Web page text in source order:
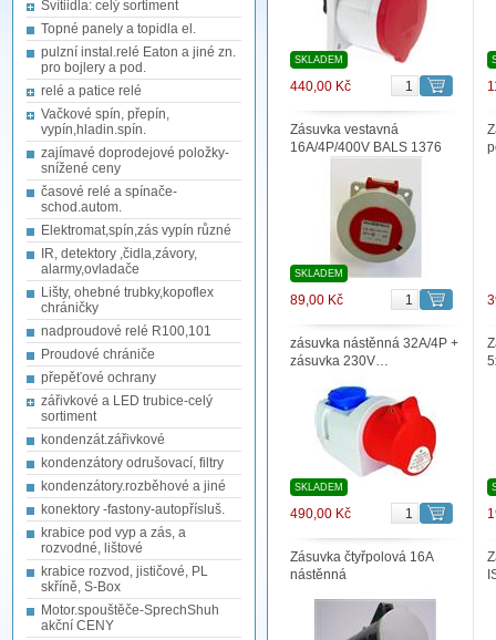
Svítiidla: celý sortiment
Topné panely a topidla el.
pulzní instal.relé Eaton a jiné zn.
pro bojlery a pod.
relé a patice relé
Vačkové spín, přepín,
vypín,hladin.spín.
zajímavé doprodejové položky-
snížené ceny
časové relé a spínače-
schod.autom.
Elektromat,spín,zás vypín různé
IR, detektory ,čidla,závory,
alarmy,ovladače
Lišty, ohebné trubky,kopoflex
chráničky
nadproudové relé R100,101
Proudové chrániče
přepěťové ochrany
zářivkové a LED trubice-celý
sortiment
kondenzát.zářivkové
kondenzátory odrušovací, filtry
kondenzátory.rozběhové a jiné
konektory -fastony-autopřísluš.
krabice pod vyp a zás, a
rozvodné, lištové
krabice rozvod, jističové, PL
skříně, S-Box
Motor.spouštěče-SprechShuh
akční CENY
SKLADEM
440,00 Kč
Zásuvka vestavná
16A/4P/400V BALS 1376
SKLADEM
89,00 Kč
zásuvka nástěnná 32A/4P +
zásuvka 230V…
SKLADEM
490,00 Kč
Zásuvka čtyřpolová 16A
nástěnná